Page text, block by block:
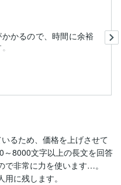
かるので、時間に余裕
るため、価格を上げさせて
8000文字以上の長文を回答
で非常に力を使います…。
に残します。